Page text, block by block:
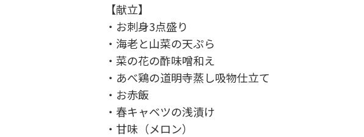
【献立】
・お刺身3点盛り
・海老と山菜の天ぷら
・菜の花の酢味噌和え
・あべ鶏の道明寺蒸し吸物仕立て
・お赤飯
・春キャベツの浅漬け
・甘味（メロン）